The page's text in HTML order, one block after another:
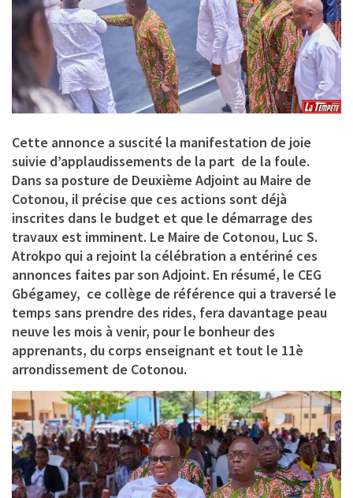
Cette annonce a suscité la manifestation de joie
suivie d’applaudissements de la part de la foule.
Dans sa posture de Deuxième Adjoint au Maire de
Cotonou, il précise que ces actions sont déjà
inscrites dans le budget et que le démarrage des
travaux est imminent. Le Maire de Cotonou, Luc S.
Atrokpo qui a rejoint la célébration a entériné ces
annonces faites par son Adjoint. En résumé, le CEG
Gbégamey, ce collège de référence qui a traversé le
temps sans prendre des rides, fera davantage peau
neuve les mois à venir, pour le bonheur des
apprenants, du corps enseignant et tout le 11è
arrondissement de Cotonou.